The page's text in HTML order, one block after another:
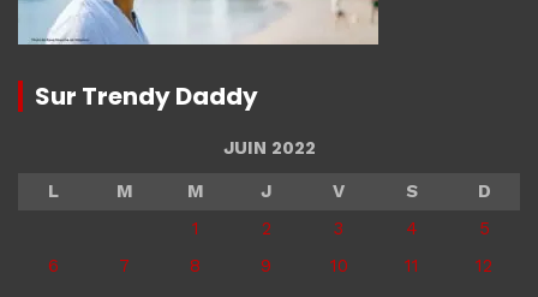
Sur Trendy Daddy
JUIN 2022
L
M M J V S
D
1
2 3 4
5
6
7 8 9 10 11
12